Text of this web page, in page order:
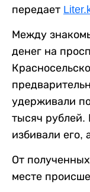
передает
Между
денег на
удерживали
тысяч
избивали его,
От
месте